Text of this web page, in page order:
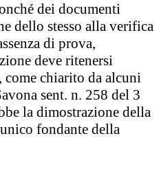
dei documenti
dello stesso alla verifica
di prova,
deve ritenersi
chiarito da alcuni
sent. n. 258 del 3
la dimostrazione della
fondante della